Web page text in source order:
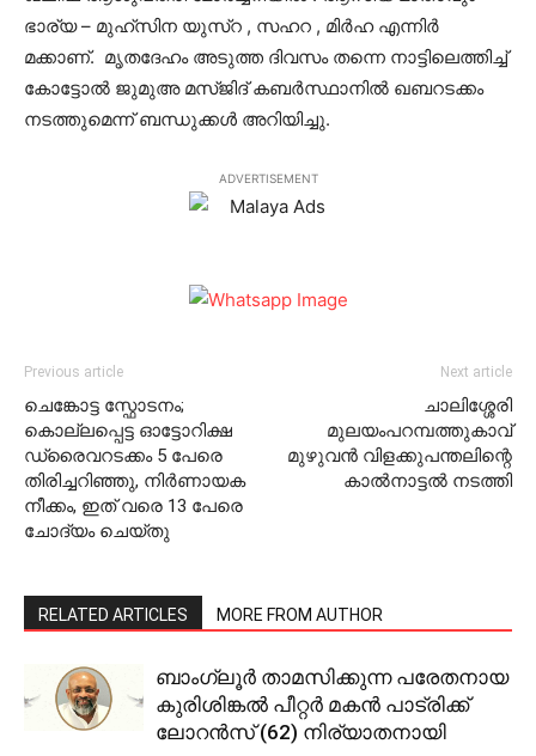
ഭാര്യ – മുഹ്‌സിന യുസ്‌റ , സഹറ , മിര്‍ഹ എന്നിര്‍
മക്കാണ്. മൃതദേഹം അടുത്ത ദിവസം തന്നെ നാട്ടിലെത്തിച്ച്
കോട്ടോല്‍ ജുമുഅ മസ്ജിദ് കബര്‍സ്ഥാനില്‍ ഖബറടക്കം
നടത്തുമെന്ന് ബന്ധുക്കള്‍ അറിയിച്ചു.
ADVERTISEMENT
Previous article
ചെങ്കോട്ട സ്ഫോടനം;
കൊല്ലപ്പെട്ട ഓട്ടോറിക്ഷ
ഡ്രൈവറടക്കം 5 പേരെ
തിരിച്ചറിഞ്ഞു, നിർണായക
നീക്കം, ഇത് വരെ 13 പേരെ
ചോദ്യം ചെയ്തു
Next article
ചാലിശ്ശേരി
മുലയംപറമ്പത്തുകാവ്
മുഴുവന്‍ വിളക്കുപന്തലിന്റെ
കാല്‍നാട്ടല്‍ നടത്തി
RELATED ARTICLES MORE FROM AUTHOR
ബാംഗ്ലൂര്‍ താമസിക്കുന്ന പരേതനായ
കുരിശിങ്കല്‍ പീറ്റര്‍ മകന്‍ പാട്രിക്ക്
ലോറന്‍സ് (62) നിര്യാതനായി